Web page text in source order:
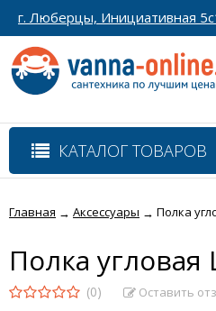
г. Люберцы, Инициативная
КАТАЛОГ ТОВАРОВ
Главная → Аксессуары → Полка
Полка угловая
(0) Оставить